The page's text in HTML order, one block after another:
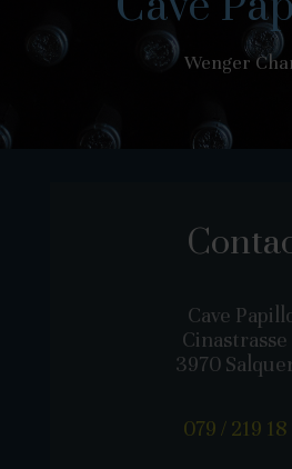
Wenger
Cave
Cinastrasse
3970
079 / 219 18